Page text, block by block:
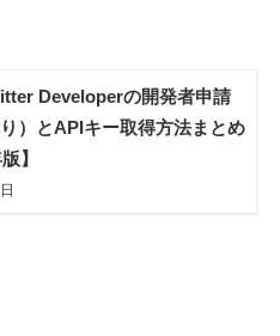
Developerの開発者申請
り）とAPIキー取得方法まとめ
】